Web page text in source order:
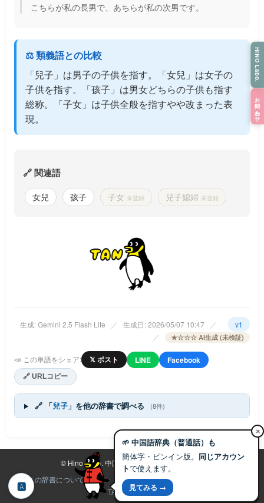
こちらが私の長男で、あちらが私の次男です。
⚖️ 類義語との比較
「兒子」は男子の子供を指す。「女兒」は女子の
子供を指す。「孩子」は男女どちらの子供も指す
総称。「子女」は子供全般を指すやや改まった表
現。
🔗 関連語
女兒 孩子 子女 未登録 兒子媳婦 未登録
生成: Gemini 2.5 Flash Lite ／ 生成日: 2026/05/07 10:47 ／
v1
／
★☆☆☆ AI生成 (未検証)
📣 この単語をシェア: 𝕏 ポスト LINE Facebook
🔗 URLコピー
🔗 「兒子」を他の辞書で調べる (8件)
HINO Labo.
お問い合わせ
© Hino Labo. 中国語辞典プロジェクト 2025-
この辞書について プラン ヘルプ 利用規約
TANゴペンギン
×
🌱 中国語辞典（普通話）も
簡体字・ピンイン版。 同じアカウン
トで使えます。
見てみる →
🅰